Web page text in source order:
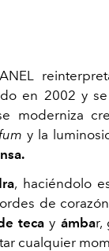
en 2002 y
moderniza
y la
, haciéndolo
de
teca y ámbar,
cualquier